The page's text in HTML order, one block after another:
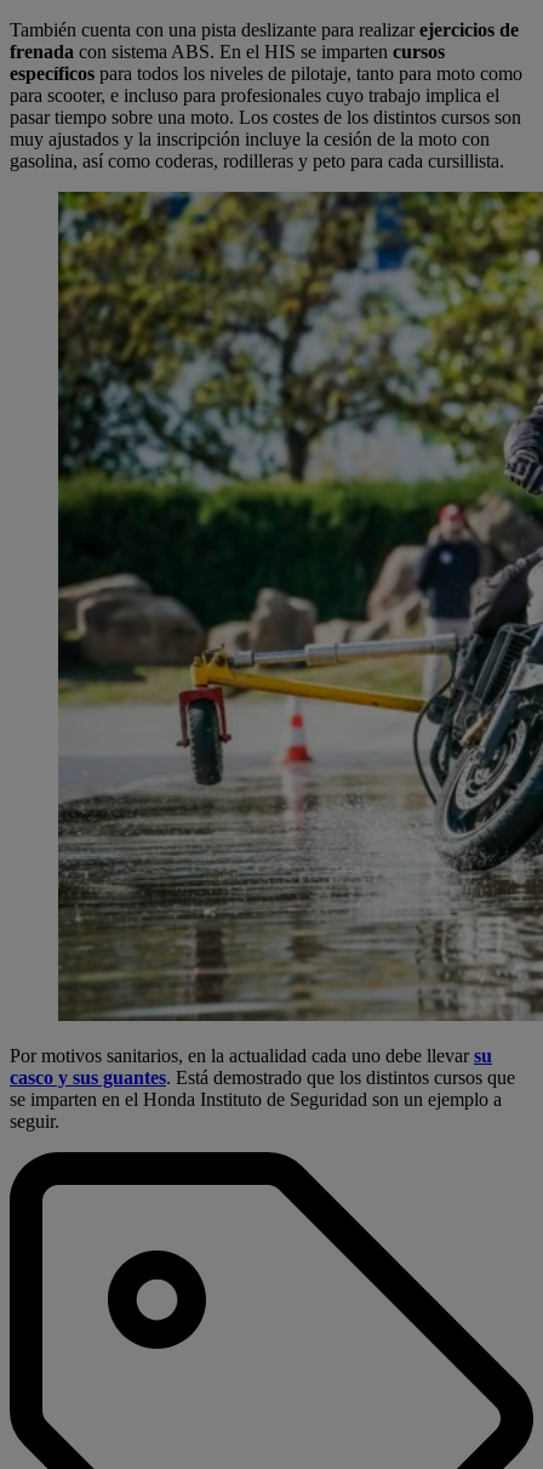
También cuenta con una pista deslizante para realizarejercicios de
frenada con sistema ABS. En el HIS se imparten cursos
específicos para todos los niveles de pilotaje, tanto para moto como
para scooter, e incluso para profesionales cuyo trabajo implica el
pasar tiempo sobre una moto. Los costes de los distintos cursos son
muy ajustados y la inscripción incluye la cesión de la moto con
gasolina, así como coderas, rodilleras y peto para cada cursillista.
Por motivos sanitarios, en la actualidad cada uno debe llevarsu
casco y sus guantes. Está demostrado que los distintos cursos que
se imparten en el Honda Instituto de Seguridad son un ejemplo a
seguir.